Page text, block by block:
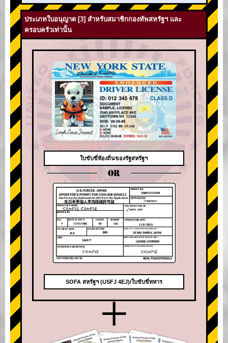
ประเภทใบอนุญาต [3] สำหรับสมาชิกกองทัพสหรัฐฯ และ
ครอบครัวเท่านั้น
ใบขับขี่ท้องถิ่นของรัฐสหรัฐฯ
OR
SOFA สหรัฐฯ (USFJ 4EJ)/ใบขับขี่ทหาร
+